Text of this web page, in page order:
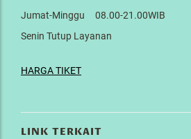
Jumat-Minggu 08.00-21.00WIB
Senin Tutup Layanan
HARGA TIKET
LINK TERKAIT